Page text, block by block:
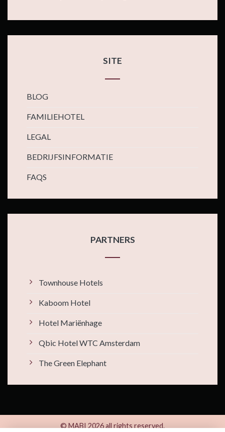
SITE
BLOG
FAMILIEHOTEL
LEGAL
BEDRIJFSINFORMATIE
FAQS
PARTNERS
Townhouse Hotels
Kaboom Hotel
Hotel Mariënhage
Qbic Hotel WTC Amsterdam
The Green Elephant
© MABI 2026 all rights reserved.